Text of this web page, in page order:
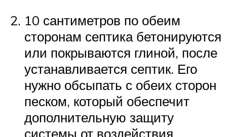
10 сантиметров по обеим
сторонам септика бетонируются
или покрываются глиной, после
устанавливается септик. Его
нужно обсыпать с обеих сторон
песком, который обеспечит
дополнительную защиту
системы от воздействия